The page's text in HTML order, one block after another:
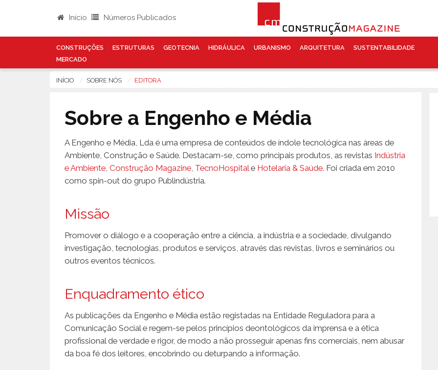
Início Números Publicados
CONSTRUÇÕES ESTRUTURAS GEOTECNIA HIDRÁULICA URBANISMO ARQUITETURA
SUSTENTABILIDADE
MERCADO
INÍCIO SOBRE NÓS EDITORA
Sobre a Engenho e Média
A Engenho e Média, Lda é uma empresa de conteúdos de índole tecnológica nas áreas de
Ambiente, Construção e Saúde. Destacam-se, como principais produtos, as revistas Indústria
e Ambiente, Construção Magazine, TecnoHospitale Hotelaria & Saúde. Foi criada em 2010
como spin-out do grupo Publindústria.
Missão
Promover o diálogo e a cooperação entre a ciência, a indústria e a sociedade, divulgando
investigação, tecnologias, produtos e serviços, através das revistas, livros e seminários ou
outros eventos técnicos.
Enquadramento ético
As publicações da Engenho e Média estão registadas na Entidade Reguladora para a
Comunicação Social e regem-se pelos princípios deontológicos da imprensa e a ética
profissional de verdade e rigor, de modo a não prosseguir apenas fins comerciais, nem abusar
da boa fé dos leitores, encobrindo ou deturpando a informação.